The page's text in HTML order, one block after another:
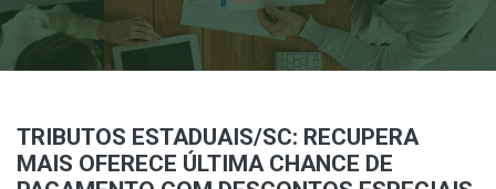
TRIBUTOS ESTADUAIS/SC: RECUPERA
MAIS OFERECE ÚLTIMA CHANCE DE